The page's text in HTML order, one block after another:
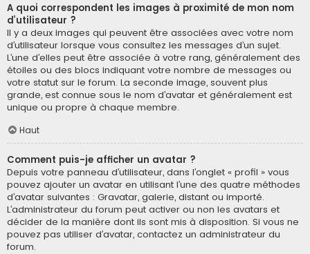
A quoi correspondent les images à proximité de mon nom
d’utilisateur ?
Il y a deux images qui peuvent être associées avec votre nom
d’utilisateur lorsque vous consultez les messages d’un sujet.
L’une d’elles peut être associée à votre rang, généralement des
étoiles ou des blocs indiquant votre nombre de messages ou
votre statut sur le forum. La seconde image, souvent plus
grande, est connue sous le nom d’avatar et généralement est
unique ou propre à chaque membre.
Haut
Comment puis-je afficher un avatar ?
Depuis votre panneau d’utilisateur, dans l’onglet « profil » vous
pouvez ajouter un avatar en utilisant l’une des quatre méthodes
d’avatar suivantes : Gravatar, galerie, distant ou importé.
L’administrateur du forum peut activer ou non les avatars et
décider de la manière dont ils sont mis à disposition. Si vous ne
pouvez pas utiliser d’avatar, contactez un administrateur du
forum.